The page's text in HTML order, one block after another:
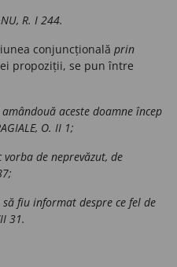
R. I 244.
conjuncțională prin
propoziții, se pun între
aceste doamne încep
O. II 1;
de neprevăzut, de
fiu informat despre ce fel de
31.